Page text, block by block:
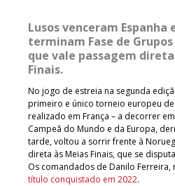
Lusos venceram Espanha
terminam Fase de
que vale passagem
Finais.
No jogo de estreia na segunda
primeiro e único torneio europeu
realizado em França – a decorrer
Campeã do Mundo e da Europa,
tarde, voltou a sorrir frente à
direta às Meias Finais, que se
Os comandados de Danilo
título conquistado em 2022.